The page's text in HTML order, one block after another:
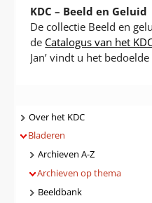
KDC – Beeld en Geluid
De collectie Beeld en
de Catalogus van het
Jan’ vindt u het
Navigatie
Over het KDC
Bladeren
Archieven A-Z
Archieven op thema
Beeldbank